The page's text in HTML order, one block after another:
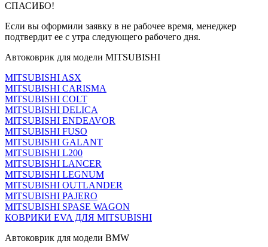
СПАСИБО!
Если вы оформили заявку в не рабочее время, менеджер
подтвердит ее с утра следующего рабочего дня.
Автоковрик для модели MITSUBISHI
MITSUBISHI ASX
MITSUBISHI CARISMA
MITSUBISHI COLT
MITSUBISHI DELICA
MITSUBISHI ENDEAVOR
MITSUBISHI FUSO
MITSUBISHI GALANT
MITSUBISHI L200
MITSUBISHI LANCER
MITSUBISHI LEGNUM
MITSUBISHI OUTLANDER
MITSUBISHI PAJERO
MITSUBISHI SPASE WAGON
КОВРИКИ EVA ДЛЯ MITSUBISHI
Автоковрик для модели BMW